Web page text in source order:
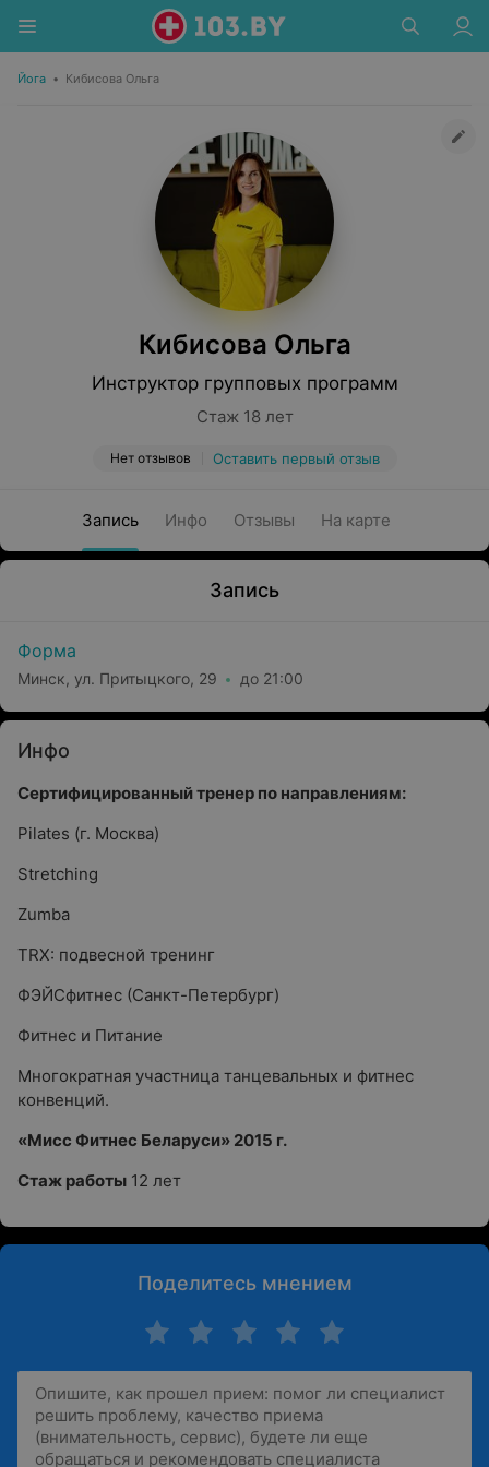
Йога • Кибисова Ольга
Кибисова Ольга
Инструктор групповых программ
Стаж 18 лет
Нет отзывов Оставить первый отзыв
Запись Инфо Отзывы На карте
Запись
Форма
Минск, ул. Притыцкого, 29 до 21:00
Инфо
Сертифицированный тренер по направлениям:
Pilates (г. Москва)
Stretching
Zumba
TRX: подвесной тренинг
ФЭЙСфитнес (Санкт-Петербург)
Фитнес и Питание
Многократная участница танцевальных и фитнес
конвенций.
«Мисс Фитнес Беларуси» 2015 г.
Стаж работы 12 лет
Поделитесь мнением